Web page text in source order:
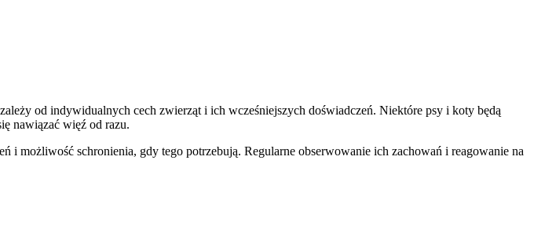
od indywidualnych cech zwierząt i ich wcześniejszych doświadczeń. Niektóre psy i koty będą
nawiązać więź od razu.
możliwość schronienia, gdy tego potrzebują. Regularne obserwowanie ich zachowań i reagowanie na